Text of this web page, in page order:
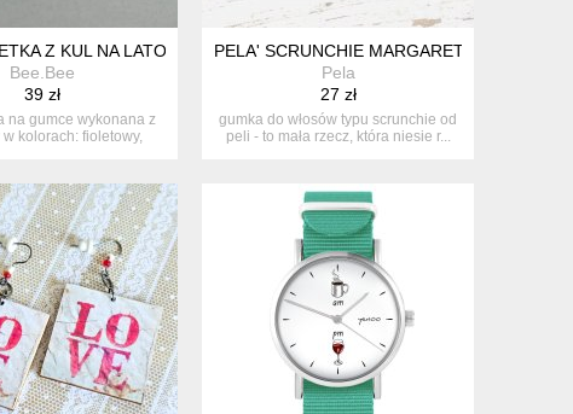
Z KUL NA LATO
Bee.Bee
39 zł
na gumce wykonana z
kolorach: fioletowy,
PELA' SCRUNCHIE MARGARETKA
Pela
27 zł
gumka do włosów typu scrunchie od
peli - to mała rzecz, która niesie r...